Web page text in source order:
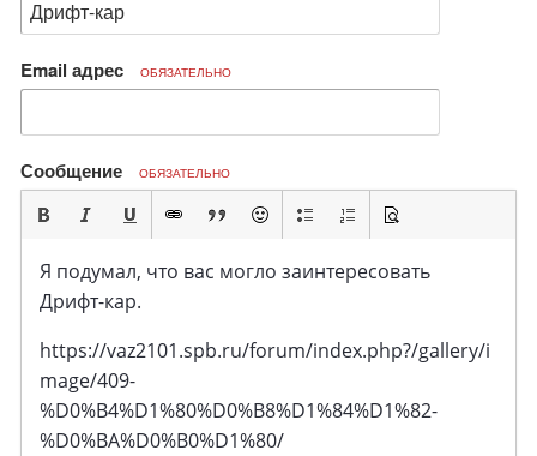
Email адрес ОБЯЗАТЕЛЬНО
Сообщение ОБЯЗАТЕЛЬНО
Я подумал, что вас могло заинтересовать
Дрифт-кар.
https://vaz2101.spb.ru/forum/index.php?/gallery/i
mage/409-
%D0%B4%D1%80%D0%B8%D1%84%D1%82-
%D0%BA%D0%B0%D1%80/